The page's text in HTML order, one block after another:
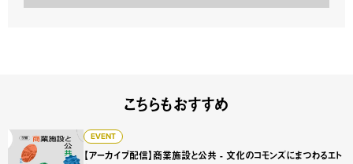
こちらもおすすめ
EVENT
【アーカイブ配信】商業施設と公共 - 文化のコモンズにまつわるエト
【アーカイブ配信】商業施設と公共 - 文化のコモンズにまつ